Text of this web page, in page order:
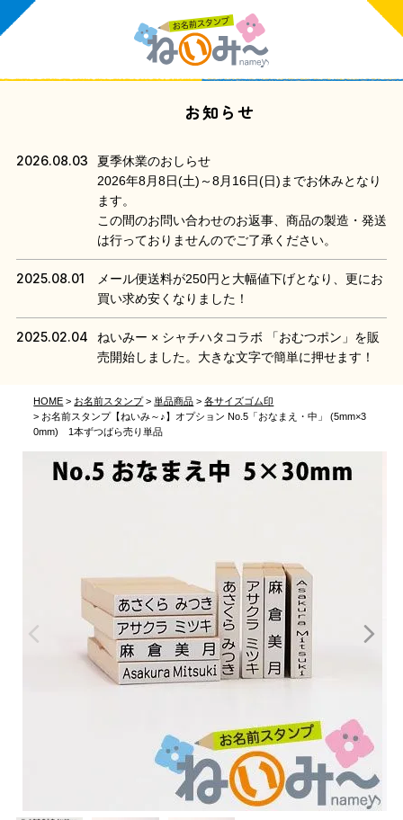
お知らせ
2026.08.03
夏季休業のおしらせ
2026年8月8日(土)～8月16日(日)までお休みとなり
ます。
この間のお問い合わせのお返事、商品の製造・発送
は行っておりませんのでご了承ください。
2025.08.01
メール便送料が250円と大幅値下げとなり、更にお
買い求め安くなりました！
2025.02.04
ねいみー × シャチハタコラボ 「おむつポン」を販
売開始しました。大きな文字で簡単に押せます！
HOME お名前スタンプ 単品商品
各サイズゴム印
お名前スタンプ【ねいみ～♪】オプション No.5「おなまえ・中」 (5mm×3
0mm) 1本ずつばら売り単品